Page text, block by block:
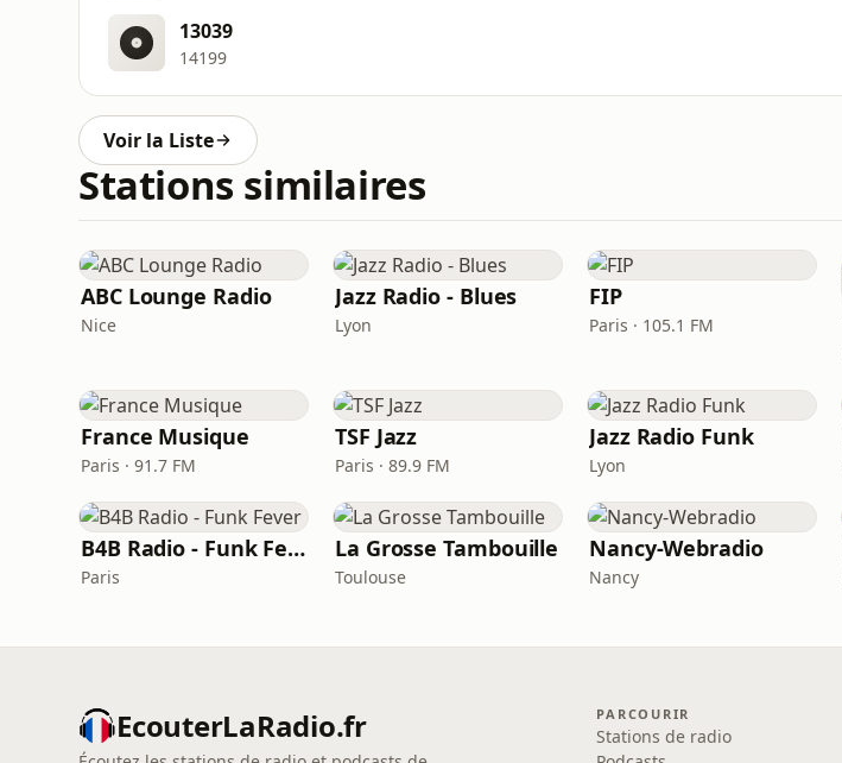
13039
14199
Voir la Liste
Stations similaires
ABC Lounge Radio
Nice
Jazz Radio - Blues
Lyon
FIP
Paris · 105.1 FM
France Musique
Paris · 91.7 FM
TSF Jazz
Paris · 89.9 FM
Jazz Radio Funk
Lyon
B4B Radio - Funk Fever
Paris
La Grosse Tambouille
Toulouse
Nancy-Webradio
Nancy
EcouterLaRadio.fr PARCOURIR
Stations de radio